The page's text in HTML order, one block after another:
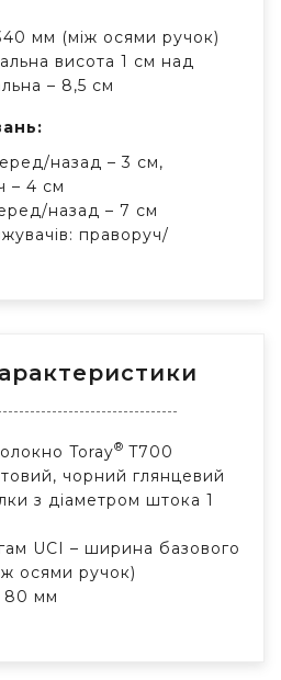
мм (між осями ручок)
висота 1 см над
– 8,5 см
назад – 3 см,
– 4 см
назад – 7 см
праворуч/
Toray® T700
чорний глянцевий
з діаметром штока 1
UCI – ширина базового
осями ручок)
80 мм